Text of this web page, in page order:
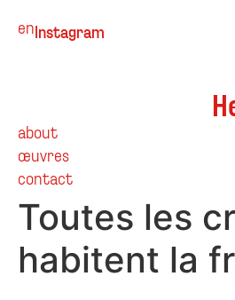
about
œuvres
contact
enInstagram
Toutes les
habitent la